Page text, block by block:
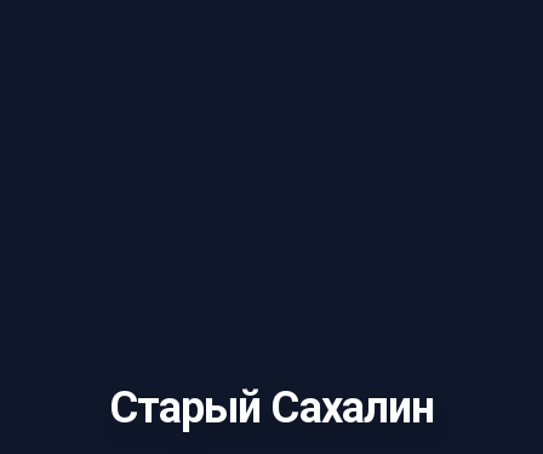
Старый Сахалин